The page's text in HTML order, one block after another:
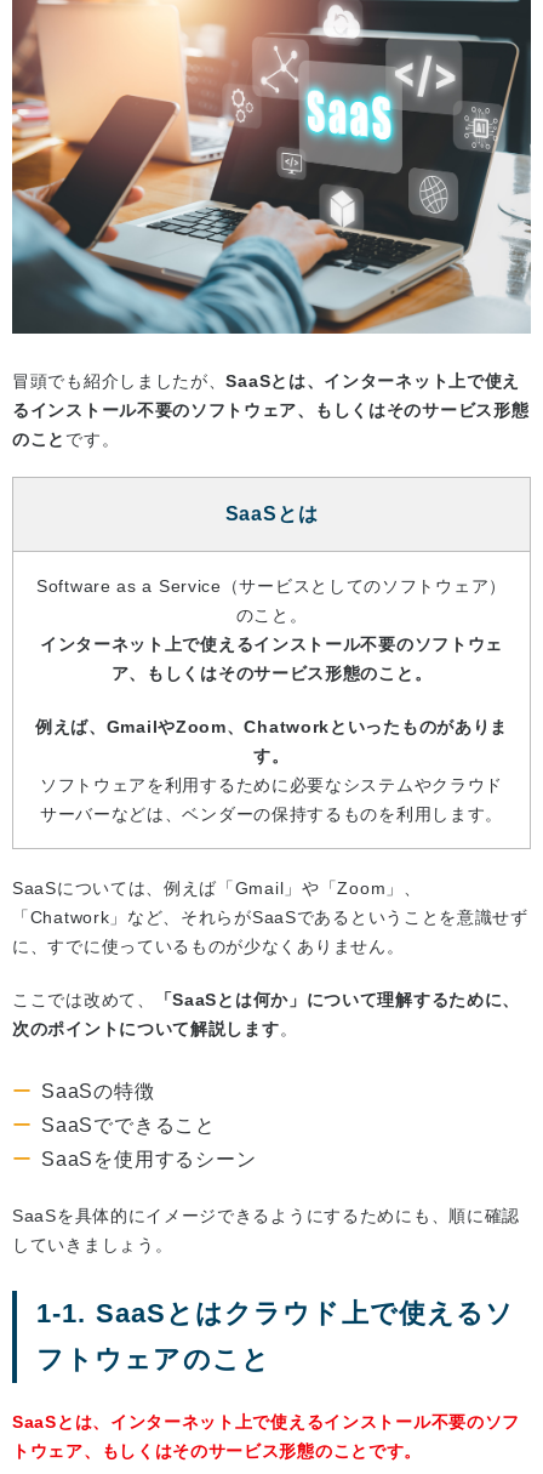
冒頭でも紹介しましたが、SaaSとは、インターネット上で使え
るインストール不要のソフトウェア、もしくはそのサービス形態
のこと です。
SaaSとは
Software as a Service（サービスとしてのソフトウェア）
のこと。
インターネット上で使えるインストール不要のソフトウェ
ア、もしくはそのサービス形態のこと。
例えば、GmailやZoom、Chatworkといったものがありま
す。
ソフトウェアを利用するために必要なシステムやクラウド
サーバーなどは、ベンダーの保持するものを利用します。
SaaSについては、例えば「Gmail」や「Zoom」、
「Chatwork」など、それらがSaaSであるということを意識せず
に、すでに使っているものが少なくありません。
ここでは改めて、
「SaaSとは何か」について理解するために、
次のポイントについて解説します。
SaaSの特徴
SaaSでできること
SaaSを使用するシーン
SaaSを具体的にイメージできるようにするためにも、順に確認
していきましょう。
1-1. SaaSとはクラウド上で使えるソ
フトウェアのこと
SaaSとは、インターネット上で使えるインストール不要のソフ
トウェア、もしくはそのサービス形態のことです。